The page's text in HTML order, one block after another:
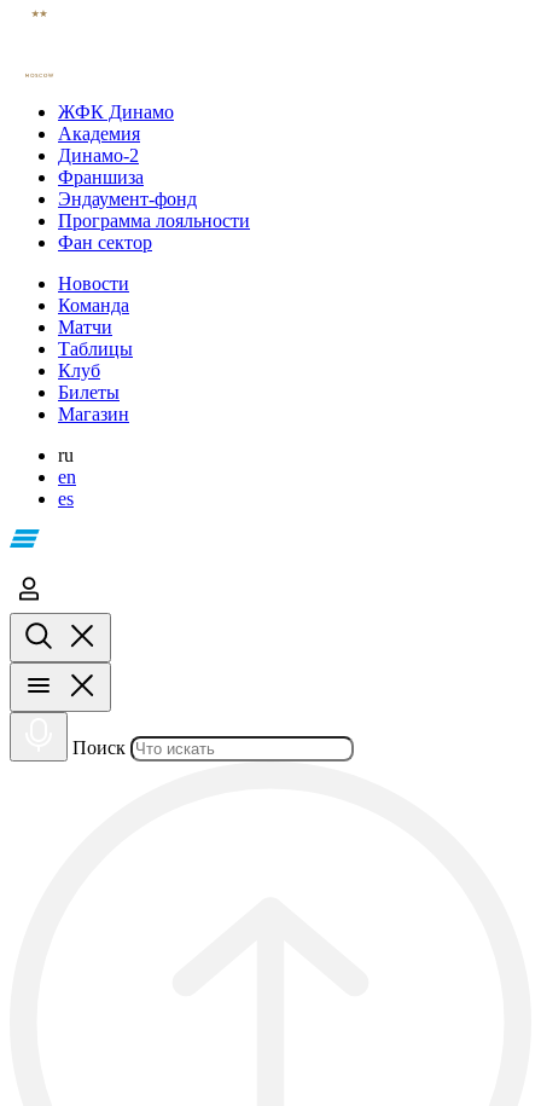
ЖФК Динамо
Академия
Динамо-2
Франшиза
Эндаумент-фонд
Программа лояльности
Фан сектор
Новости
Команда
Матчи
Таблицы
Клуб
Билеты
Магазин
ru
en
es
Поиск